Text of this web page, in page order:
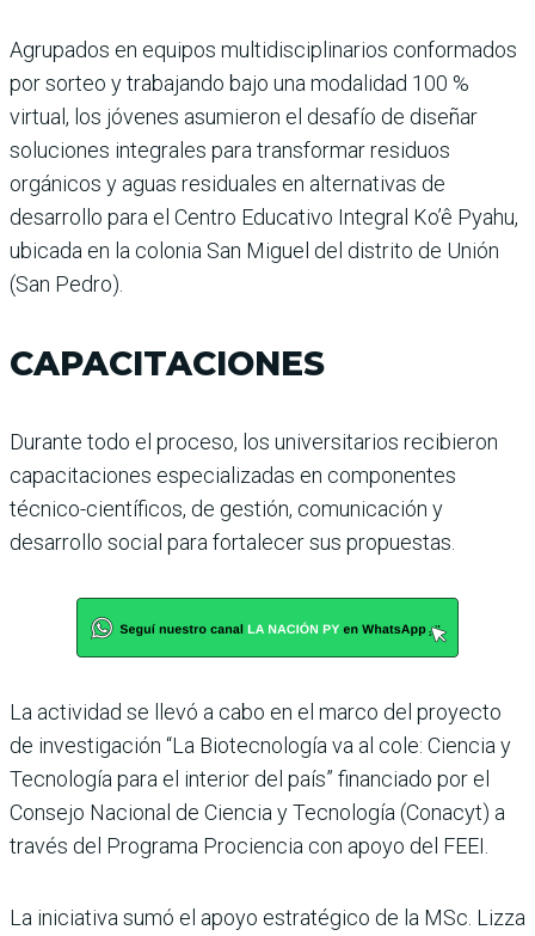
Agrupados en equipos multidisciplinarios conformados
por sorteo y trabajando bajo una modalidad 100 %
virtual, los jóvenes asumieron el desafío de diseñar
soluciones integrales para transformar residuos
orgánicos y aguas residuales en alternativas de
desarrollo para el Centro Educativo Integral Ko’ê Pyahu,
ubicada en la colonia San Miguel del distrito de Unión
(San Pedro).
CAPACITACIONES
Durante todo el proceso, los universitarios recibieron
capacitaciones especializadas en componentes
técnico-científicos, de gestión, comunicación y
desarrollo social para fortalecer sus propuestas.
La actividad se llevó a cabo en el marco del proyecto
de investigación “La Biotecnología va al cole: Ciencia y
Tecnología para el interior del país” financiado por el
Consejo Nacional de Ciencia y Tecnología (Conacyt) a
través del Programa Prociencia con apoyo del FEEI.
La iniciativa sumó el apoyo estratégico de la MSc. Lizza